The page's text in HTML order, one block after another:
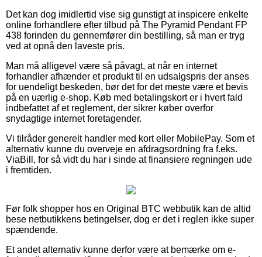
Det kan dog imidlertid vise sig gunstigt at inspicere enkelte
online forhandlere efter tilbud på The Pyramid Pendant FP
438 forinden du gennemfører din bestilling, så man er tryg
ved at opnå den laveste pris.
Man må alligevel være så påvagt, at når en internet
forhandler afhænder et produkt til en udsalgspris der anses
for uendeligt beskeden, bør det for det meste være et bevis
på en uærlig e-shop. Køb med betalingskort er i hvert fald
indbefattet af et reglement, der sikrer køber overfor
snydagtige internet foretagender.
Vi tilråder generelt handler med kort eller MobilePay. Som et
alternativ kunne du overveje en afdragsordning fra f.eks.
ViaBill, for så vidt du har i sinde at finansiere regningen ude
i fremtiden.
Før folk shopper hos en Original BTC webbutik kan de altid
bese netbutikkens betingelser, dog er det i reglen ikke super
spændende.
Et andet alternativ kunne derfor være at bemærke om e-